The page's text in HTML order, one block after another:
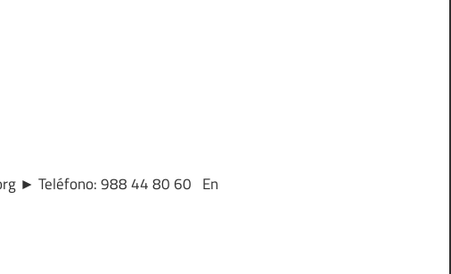
► Teléfono: 988 44 80 60 En